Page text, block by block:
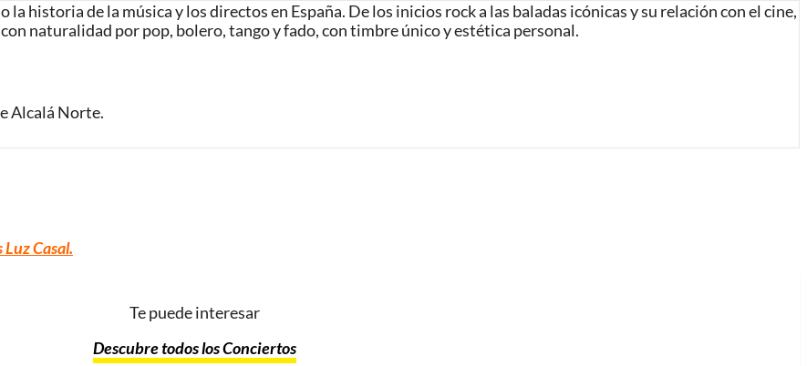
historia de la música y los directos en España. De los inicios rock a las baladas icónicas y su relación con el cine,
naturalidad por pop, bolero, tango y fado, con timbre único y estética personal.
Alcalá Norte.
Casal.
Te puede interesar
Descubre todos los Conciertos